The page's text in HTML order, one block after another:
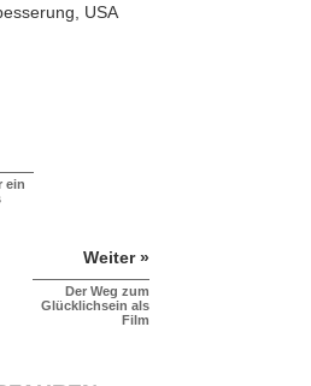
USA
ein
Weiter »
Der Weg zum
Glücklichsein als
Film